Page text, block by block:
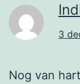
3
Nog van